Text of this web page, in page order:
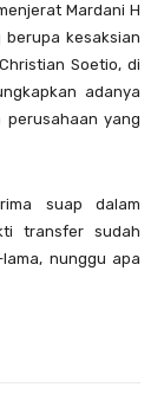
Mardani H
kesaksian
Soetio, di
adanya
perusahaan yang
suap dalam
transfer sudah
nunggu apa